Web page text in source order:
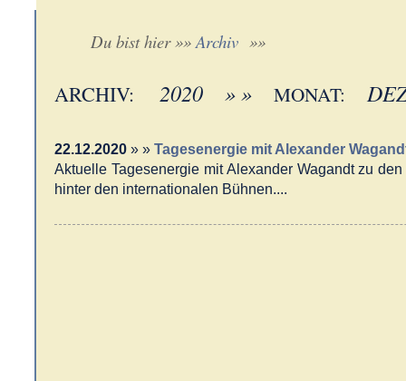
Du bist hier »»Archiv »»
ARCHIV: 2020 » » MONAT:
22.12.2020 » » Tagesenergie mit Alexander
Aktuelle Tagesenergie mit Alexander Wagandt zu
hinter den internationalen Bühnen....